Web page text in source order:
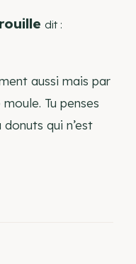
dit :
aussi mais par
Tu penses
qui n’est